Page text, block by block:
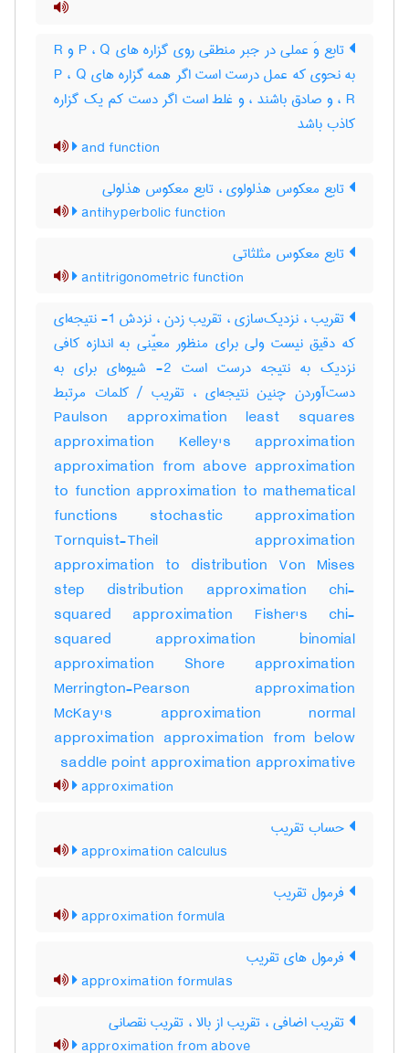
تابع وَ عملی در جبر منطقی روی گزاره های P ، Q و R
به نحوی که عمل درست است اگر همه گزاره های P ، Q
، R و صادق باشند ، و غلط است اگر دست کم یک گزاره
کاذب باشد
and function
تابع معکوس هذلولوی ، تابع معکوس هذلولی
antihyperbolic function
تابع معکوس مثلثاتی
antitrigonometric function
تقریب ، نزدیک‌سازی ، تقریب زدن ، نزدش 1- نتیجه‌ای
که دقیق نیست ولی برای منظور معیّنی به اندازه کافی
نزدیک به نتیجه درست است 2- شیوه‌ای برای به
دست‌آوردن چنین نتیجه‌ای ، تقریب / کلمات مرتبط
Paulson approximation least squares
approximation Kelley's approximation
approximation from above approximation
to function approximation to mathematical
functions stochastic approximation
Tornquist-Theil approximation
approximation to distribution Von Mises
step distribution approximation chi-
squared approximation Fisher's chi-
squared approximation binomial
approximation Shore approximation
Merrington-Pearson approximation
McKay's approximation normal
approximation approximation from below
saddle point approximation approximative
approximation
حساب تقریب
approximation calculus
فرمول تقریب
approximation formula
فرمول های تقریب
approximation formulas
تقریب اضافی ، تقریب از بالا ، تقریب نقصانی
approximation from above